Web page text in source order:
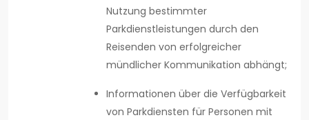
Nutzung bestimmter
Parkdienstleistungen durch den
Reisenden von erfolgreicher
mündlicher Kommunikation abhängt;
Informationen über die Verfügbarkeit
von Parkdiensten für Personen mit